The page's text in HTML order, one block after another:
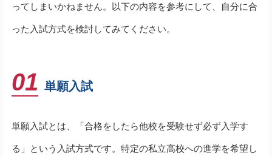
ってしまいかねません。以下の内容を参考にして、自分に合
った入試方式を検討してみてください。
01 単願入試
単願入試とは、「合格をしたら他校を受験せず必ず入学す
る」という入試方式です。特定の私立高校への進学を希望し